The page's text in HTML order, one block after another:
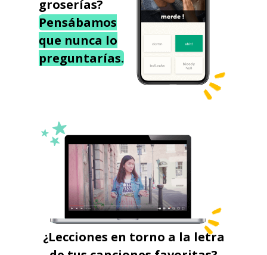
groserías?
Pensábamos
que nunca lo
preguntarías.
¿Lecciones en torno a la letra